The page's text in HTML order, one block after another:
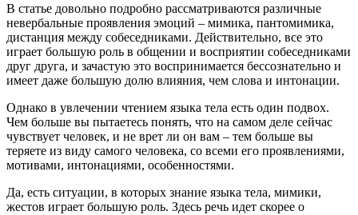
В статье довольно подробно рассматриваются различные
невербальные проявления эмоций – мимика, пантомимика,
дистанция между собеседниками. Действительно, все это
играет большую роль в общении и восприятии собеседниками
друг друга, и зачастую это воспринимается бессознательно и
имеет даже большую долю влияния, чем слова и интонации.
Однако в увлечении чтением языка тела есть один подвох.
Чем больше вы пытаетесь понять, что на самом деле сейчас
чувствует человек, и не врет ли он вам – тем больше вы
теряете из виду самого человека, со всеми его проявлениями,
мотивами, интонациями, особенностями.
Да, есть ситуации, в которых знание языка тела, мимики,
жестов играет большую роль. Здесь речь идет скорее о